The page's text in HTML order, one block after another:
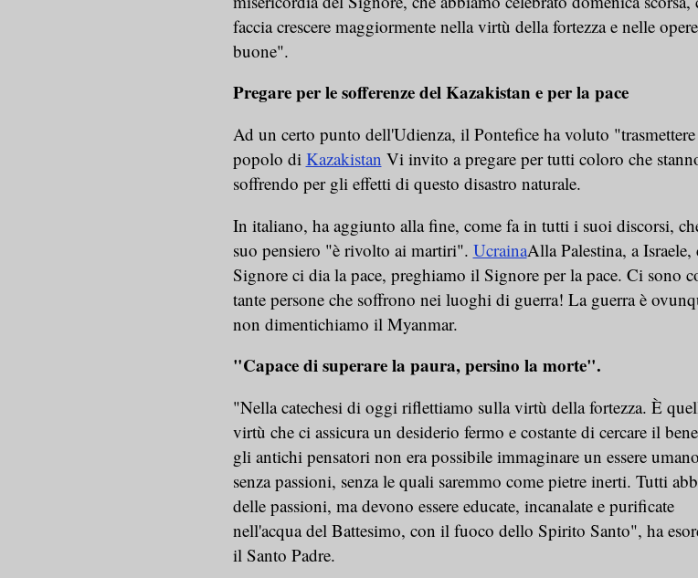
faccia crescere maggiormente nella virtù della fortezza e nelle opere
buone".
Pregare per le sofferenze del Kazakistan e per la pace
Ad un certo punto dell'Udienza, il Pontefice ha voluto
popolo di Kazakistan Vi invito a pregare per tutti coloro che
soffrendo per gli effetti di questo disastro naturale.
In italiano, ha aggiunto alla fine, come fa in tutti i suoi discorsi,
suo pensiero "è rivolto ai martiri". UcrainaAlla Palestina, a Israele,
Signore ci dia la pace, preghiamo il Signore per la pace. Ci sono
tante persone che soffrono nei luoghi di guerra! La guerra è
non dimentichiamo il Myanmar.
"Capace di superare la paura, persino la morte".
"Nella catechesi di oggi riflettiamo sulla virtù della fortezza. È
virtù che ci assicura un desiderio fermo e costante di cercare il
gli antichi pensatori non era possibile immaginare un essere umano
senza passioni, senza le quali saremmo come pietre inerti. Tutti
delle passioni, ma devono essere educate, incanalate e purificate
nell'acqua del Battesimo, con il fuoco dello Spirito Santo", ha
il Santo Padre.